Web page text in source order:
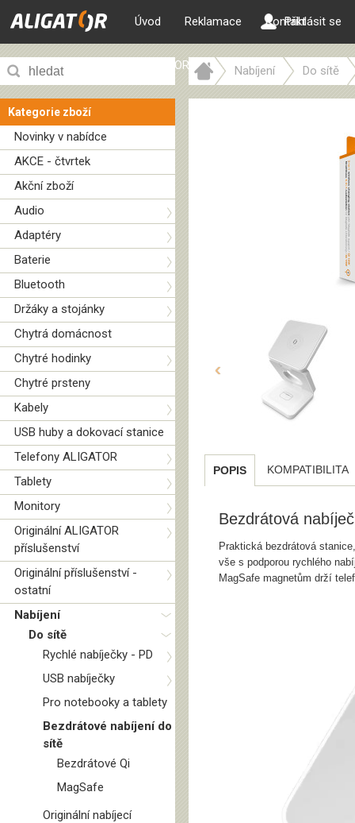
Úvod Reklamace Kontakt
ALIGATOR web
Přihlásit se
Kategorie zboží
Novinky v nabídce
AKCE - čtvrtek
Akční zboží
Audio
Adaptéry
Baterie
Bluetooth
Držáky a stojánky
Chytrá domácnost
Chytré hodinky
Chytré prsteny
Kabely
USB huby a dokovací stanice
Telefony ALIGATOR
Tablety
Monitory
Originální ALIGATOR
příslušenství
Originální příslušenství -
ostatní
Nabíjení
Do sítě
Rychlé nabíječky - PD
USB nabíječky
Pro notebooky a tablety
Bezdrátové nabíjení do
sítě
Bezdrátové Qi
MagSafe
Originální nabíjecí
Nabíjení Do sítě
‹
POPIS KOMPATIBILITA
Bezdrátová
Praktická bezdrátová
vše s podporou rychlého
MagSafe magnetům drží